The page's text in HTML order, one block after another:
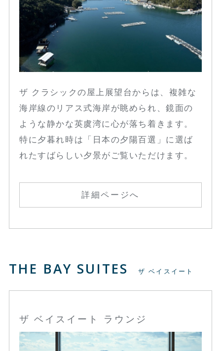
ザ クラシックの屋上展望台からは、複雑な
海岸線のリアス式海岸が眺められ、鏡面の
ような静かな英虞湾に心が落ち着きます。
特に夕暮れ時は「日本の夕陽百選」に選ば
れたすばらしい夕景がご覧いただけます。
詳細ページへ
THE BAY SUITES ザ ベイスイート
ザ ベイスイート ラウンジ